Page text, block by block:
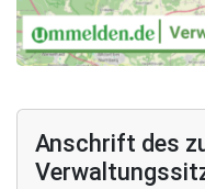
Anschrift des